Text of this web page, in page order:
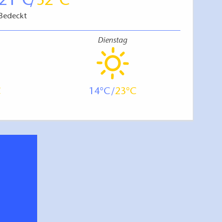
Bedeckt
Dienstag
14 23